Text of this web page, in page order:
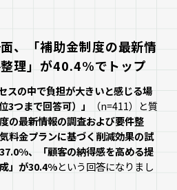
、「補助金制度の最新情
理」が40.4%でトップ
スの中で負担が大きいと感じる場
3つまで回答可）」
（n=411）と質
度の最新情報の調査および要件整
料金プランに基づく削減効果の試
、「顧客の納得感を高める提
」が30.4%という回答になりまし